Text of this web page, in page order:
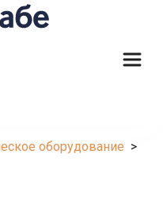
оборудование